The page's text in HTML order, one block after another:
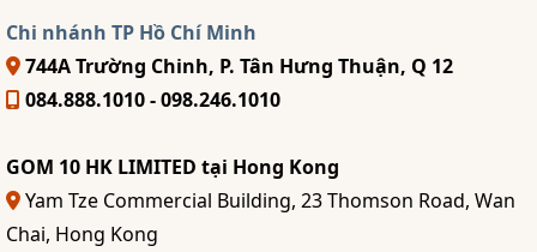
Chi nhánh TP Hồ Chí Minh
744A Trường Chinh, P. Tân Hưng Thuận, Q 12
084.888.1010 - 098.246.1010
GOM 10 HK LIMITED tại Hong Kong
Yam Tze Commercial Building, 23 Thomson Road, Wan
Chai, Hong Kong